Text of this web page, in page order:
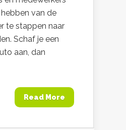
van de
te stappen naar
Schaf je een
aan, dan
Read More